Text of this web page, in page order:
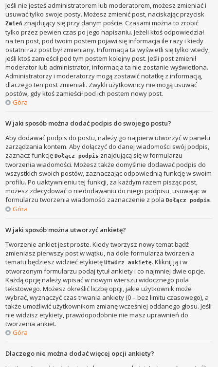
Jeśli nie jesteś administratorem lub moderatorem, możesz zmieniać i
usuwać tylko swoje posty. Możesz zmienić post, naciskając przycisk
Zmień znajdujący się przy danym poście. Czasami można to zrobić
tylko przez pewien czas po jego napisaniu. Jeżeli ktoś odpowiedział
na ten post, pod twoim postem pojawi się informacja ile razy i kiedy
ostatni raz post był zmieniany. Informacja ta wyświetli się tylko wtedy,
jeśli ktoś zamieścił pod tym postem kolejny post. Jeśli post zmienił
moderator lub administrator, informacja ta nie zostanie wyświetlona.
Administratorzy i moderatorzy mogą zostawić notatkę z informacją,
dlaczego ten post zmieniali. Zwykli użytkownicy nie mogą usuwać
postów, gdy ktoś zamieścił pod ich postem nowy post.
Góra
W jaki sposób można dodać podpis do swojego postu?
Aby dodawać podpis do postu, należy go najpierw utworzyć w panelu
zarządzania kontem. Aby dołączyć do danej wiadomości swój podpis,
zaznacz funkcjęDołącz podpis znajdującą się w formularzu
tworzenia wiadomości. Możesz także domyślnie dodawać podpis do
wszystkich swoich postów, zaznaczając odpowiednią funkcję w swoim
profilu. Po uaktywnieniu tej funkcji, za każdym razem pisząc post,
możesz zdecydować o niedodawaniu do niego podpisu, usuwając w
formularzu tworzenia wiadomości zaznaczenie z polaDołącz podpis.
Góra
W jaki sposób można utworzyć ankietę?
Tworzenie ankiet jest proste. Kiedy tworzysz nowy temat bądź
zmieniasz pierwszy post w wątku, na dole formularza tworzenia
tematu będziesz widzieć etykietęUtwórz ankietę. Kliknij ją i w
otworzonym formularzu podaj tytuł ankiety i co najmniej dwie opcje.
Każdą opcję należy wpisać w nowym wierszu widocznego pola
tekstowego. Możesz określić liczbę opcji, jakie użytkownik może
wybrać, wyznaczyć czas trwania ankiety (0 – bez limitu czasowego), a
także umożliwić użytkownikom zmianę wcześniej oddanego głosu. Jeśli
nie widzisz etykiety, prawdopodobnie nie masz uprawnień do
tworzenia ankiet.
Góra
Dlaczego nie można dodać więcej opcji ankiety?